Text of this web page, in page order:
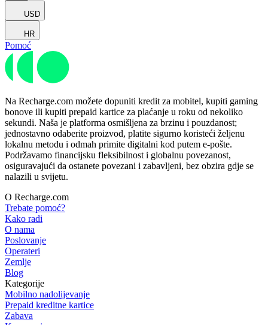
USD
HR
Pomoć
Na Recharge.com možete dopuniti kredit za mobitel, kupiti gaming
bonove ili kupiti prepaid kartice za plaćanje u roku od nekoliko
sekundi. Naša je platforma osmišljena za brzinu i pouzdanost;
jednostavno odaberite proizvod, platite sigurno koristeći željenu
lokalnu metodu i odmah primite digitalni kod putem e-pošte.
Podržavamo financijsku fleksibilnost i globalnu povezanost,
osiguravajući da ostanete povezani i zabavljeni, bez obzira gdje se
nalazili u svijetu.
O Recharge.com
Trebate pomoć?
Kako radi
O nama
Poslovanje
Operateri
Zemlje
Blog
Kategorije
Mobilno nadolijevanje
Prepaid kreditne kartice
Zabava